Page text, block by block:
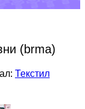
(brma)
Текстил